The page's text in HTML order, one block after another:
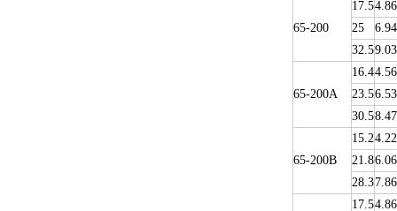
65-200
17.54.86
25
6.94
32.59.03
65-200A
16.44.56
23.56.53
30.58.47
65-200B
15.24.22
21.86.06
28.37.86
17.54.86